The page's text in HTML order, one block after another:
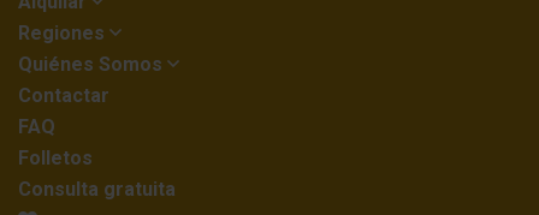
Regiones
Quiénes Somos
Contactar
FAQ
Folletos
Consulta gratuita